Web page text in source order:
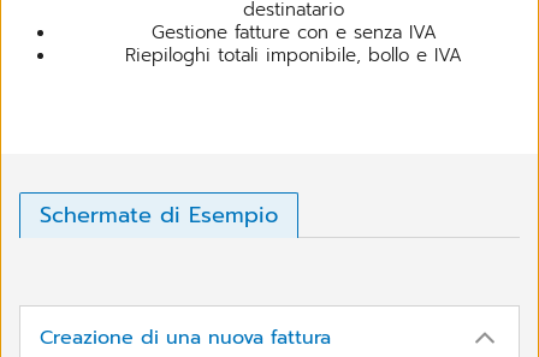
destinatario
Gestione fatture con e senza IVA
Riepiloghi totali imponibile, bollo e IVA
Schermate di Esempio
Creazione di una nuova fattura